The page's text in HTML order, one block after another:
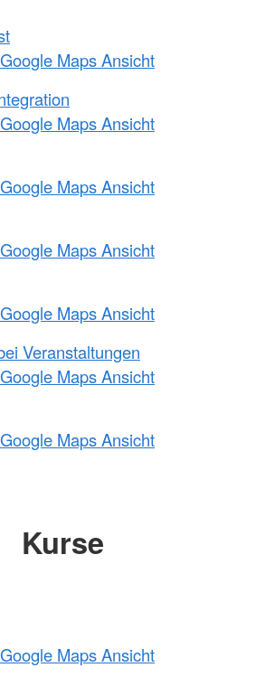
Maps Ansicht
Maps Ansicht
Maps Ansicht
Maps Ansicht
Maps Ansicht
Veranstaltungen
Maps Ansicht
Maps Ansicht
Kurse
Maps Ansicht